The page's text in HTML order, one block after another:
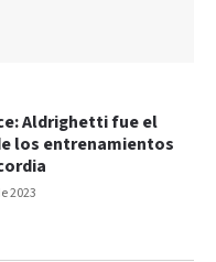
2023
Aldrighetti fue el
los entrenamientos